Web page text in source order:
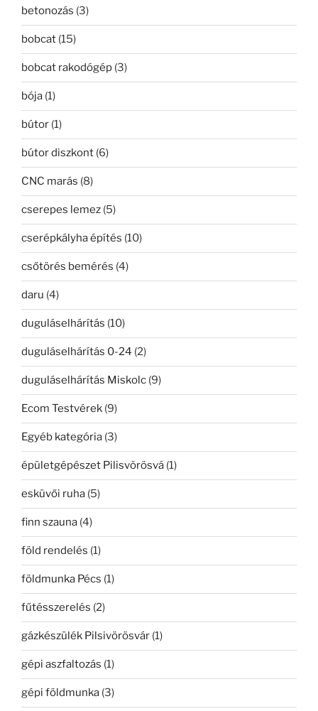
betonozás (3)
bobcat (15)
bobcat rakodógép (3)
bója (1)
bútor (1)
bútor diszkont (6)
CNC marás (8)
cserepes lemez (5)
cserépkályha építés (10)
csőtörés bemérés (4)
daru (4)
duguláselhárítás (10)
duguláselhárítás 0-24 (2)
duguláselhárítás Miskolc (9)
Ecom Testvérek (9)
Egyéb kategória (3)
épületgépészet Pilisvörösvá (1)
esküvői ruha (5)
finn szauna (4)
föld rendelés (1)
földmunka Pécs (1)
fűtésszerelés (2)
gázkészülék Pilsivörösvár (1)
gépi aszfaltozás (1)
gépi földmunka (3)